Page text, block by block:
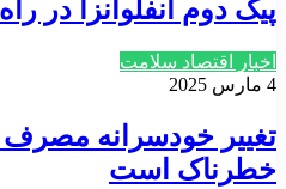
پیک دوم آنفلوانزا در
اخبار اقتصاد سلامت
4 مارس 2025
تغییر خودسرانه
خطرناک است